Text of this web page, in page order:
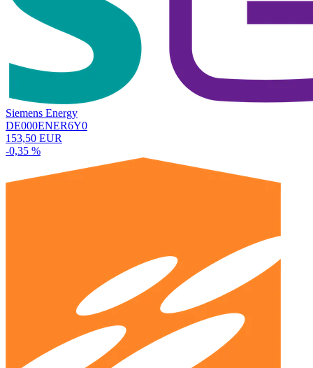
Siemens Energy
DE000ENER6Y0
153,50 EUR
-0,35 %